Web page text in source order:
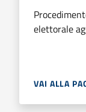
elettorale
VAI ALLA